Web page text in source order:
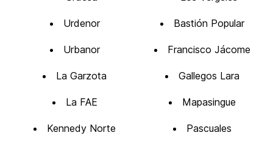
Urdenor Bastión Popular
Urbanor Francisco Jácome
La Garzota Gallegos Lara
La FAE Mapasingue
Kennedy Norte Pascuales